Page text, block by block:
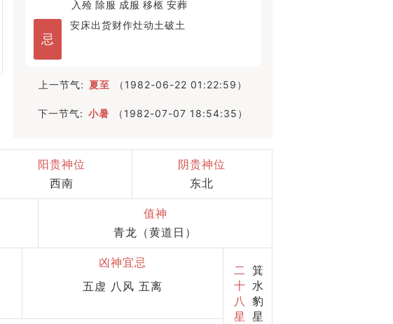
入殓 除服 成服 移柩 安葬
忌
安床出货财作灶动土破土
上一节气: 夏至 （1982-06-22 01:22:59）
下一节气: 小暑 （1982-07-07 18:54:35）
阳贵神位
西南
阴贵神位
东北
值神
青龙（黄道日）
凶神宜忌
五虚 八风 五离
二
十
八
星
箕
水
豹
星